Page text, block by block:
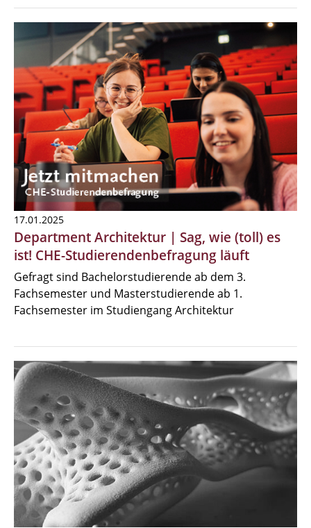
17.01.2025
Department Architektur | Sag, wie (toll) es
ist! CHE-Studierendenbefragung läuft
Gefragt sind Bachelorstudierende ab dem 3.
Fachsemester und Masterstudierende ab 1.
Fachsemester im Studiengang Architektur